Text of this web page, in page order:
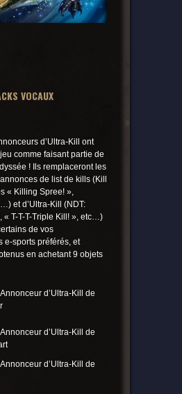
VOCAUX
d’Ultra-Kill ont
comme faisant partie de
! Ils remplaceront les
de list de kills (Kill
« Killing Spree! »,
et d’Ultra-Kill (NDT:
« T-T-T-Triple Kill! », etc…)
de vos
e-sports préférés, et
en achetant 9 objets
d’Ultra-Kill de
d’Ultra-Kill de
d’Ultra-Kill de